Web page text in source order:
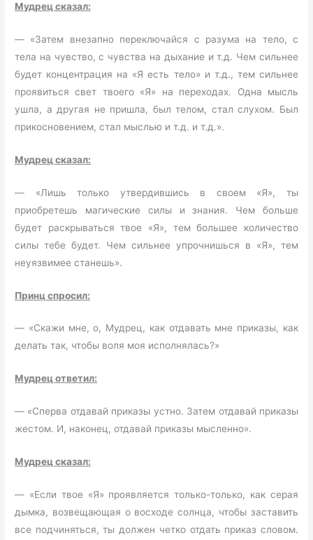
Мудрец сказал:
— «Затем внезапно переключайся с разума на тело, с
тела на чувство, с чувства на дыхание и т.д. Чем сильнее
будет концентрация на «Я есть тело» и т.д., тем сильнее
проявиться свет твоего «Я» на переходах. Одна мысль
ушла, а другая не пришла, был телом, стал слухом. Был
прикосновением, стал мыслью и т.д. и т.д.».
Мудрец сказал:
— «Лишь только утвердившись в своем «Я», ты
приобретешь магические силы и знания. Чем больше
будет раскрываться твое «Я», тем большее количество
силы тебе будет. Чем сильнее упрочнишься в «Я», тем
неуязвимее станешь».
Принц спросил:
— «Скажи мне, о, Мудрец, как отдавать мне приказы, как
делать так, чтобы воля моя исполнялась?»
Мудрец ответил:
— «Сперва отдавай приказы устно. Затем отдавай приказы
жестом. И, наконец, отдавай приказы мысленно».
Мудрец сказал:
— «Если твое «Я» проявляется только-только, как серая
дымка, возвещающая о восходе солнца, чтобы заставить
все подчиняться, ты должен четко отдать приказ словом.